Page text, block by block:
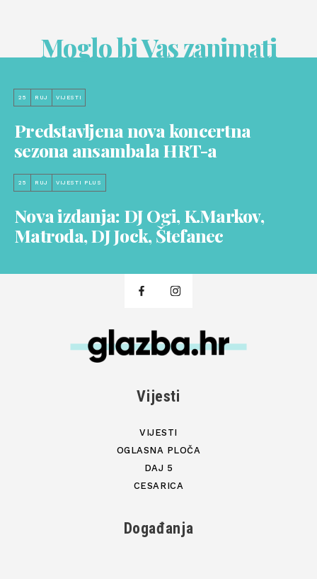
Moglo bi Vas zanimati
25 RUJ VIJESTI
Predstavljena nova koncertna
sezona ansambala HRT-a
25 RUJ VIJESTI PLUS
Nova izdanja: DJ Ogi, K.Markov,
Matroda, DJ Jock, Štefanec
Vijesti
VIJESTI
OGLASNA PLOČA
DAJ 5
CESARICA
Događanja